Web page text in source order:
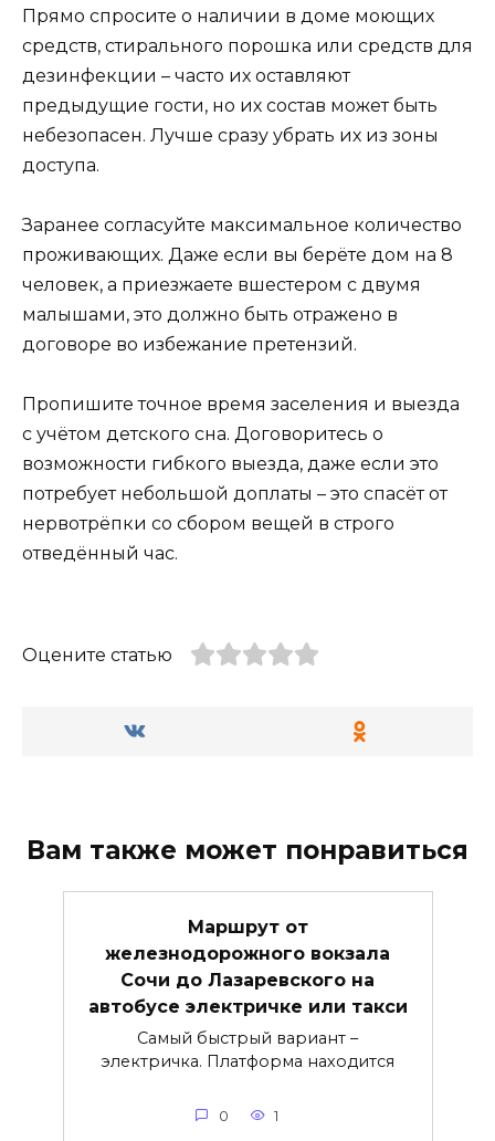
Прямо спросите о наличии в доме моющих
средств, стирального порошка или средств для
дезинфекции – часто их оставляют
предыдущие гости, но их состав может быть
небезопасен. Лучше сразу убрать их из зоны
доступа.
Заранее согласуйте максимальное количество
проживающих. Даже если вы берёте дом на 8
человек, а приезжаете вшестером с двумя
малышами, это должно быть отражено в
договоре во избежание претензий.
Пропишите точное время заселения и выезда
с учётом детского сна. Договоритесь о
возможности гибкого выезда, даже если это
потребует небольшой доплаты – это спасёт от
нервотрёпки со сбором вещей в строго
отведённый час.
Оцените статью
Вам также может понравиться
Маршрут от
железнодорожного вокзала
Сочи до Лазаревского на
автобусе электричке или такси
Самый быстрый вариант –
электричка. Платформа находится
0 1